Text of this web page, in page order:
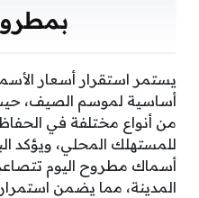
يستمر استقرار أسعار
أساسية لموسم الصيف،
من أنواع مختلفة في الحفاظ
للمستهلك المحلي، ويؤكد
أسماك مطروح اليوم
المدينة، مما يضمن